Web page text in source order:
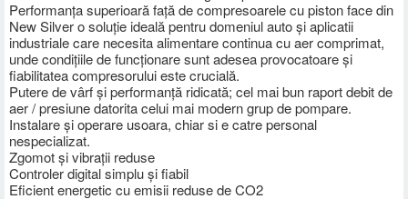
Performanța superioară față de compresoarele cu piston face din
New Silver o soluție ideală pentru domeniul auto și aplicatii
industriale care necesita alimentare continua cu aer comprimat,
unde condițiile de funcționare sunt adesea provocatoare și
fiabilitatea compresorului este crucială.
Putere de vârf și performanță ridicată; cel mai bun raport debit de
aer / presiune datorita celui mai modern grup de pompare.
Instalare și operare usoara, chiar si e catre personal
nespecializat.
Zgomot și vibrații reduse
Controler digital simplu și fiabil
Eficient energetic cu emisii reduse de CO2